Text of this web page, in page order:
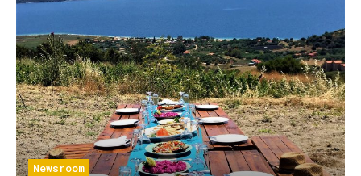
Newsroom